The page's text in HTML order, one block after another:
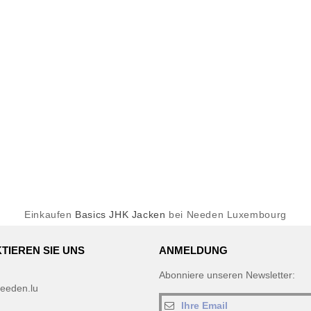
Einkaufen Basics JHK Jacken bei Needen Luxembourg
SIE UNS ANMELDUNG
Abonniere unseren Newsletter: